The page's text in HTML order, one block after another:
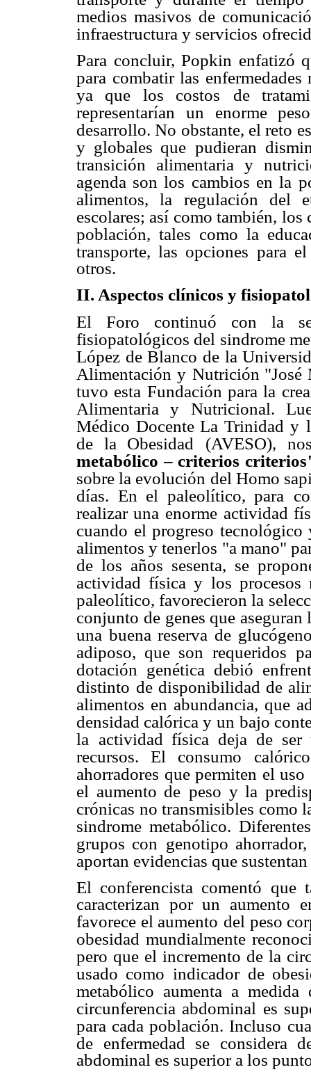
medios masivos de
infraestructura y servicios
Para concluir, Popkin enfatizó
para combatir las enfermedades
ya que los costos
de
representarían un enorme
desarrollo. No obstante, el reto
y globales que pudieran
transición alimentaria y
agenda son los cambios en la
alimentos, la
regulación del
escolares; así como también, los
población, tales como la
transporte, las opciones para
otros.
II. Aspectos clínicos y
El Foro continuó con la
fisiopatológicos del sindrome
López de Blanco de la
Alimentación y Nutrición "José
tuvo esta Fundación para la
Alimentaria y Nutricional.
Médico Docente La Trinidad y
de la Obesidad
(AVESO),
metabólico – criterios
sobre la evolución del Homo
días. En el paleolítico, para
realizar una enorme actividad
cuando el progreso tecnológico
alimentos y tenerlos "a mano"
de los años sesenta, se
actividad física y los procesos
paleolítico, favorecieron la
conjunto de genes que
una buena reserva de
adiposo, que son requeridos
dotación genética debió
distinto de disponibilidad de
alimentos en abundancia, que
densidad calórica y un bajo
la actividad física deja de ser
recursos. El consumo
ahorradores que permiten el uso
el aumento de peso y la
crónicas no transmisibles como
sindrome metabólico. Diferentes
grupos con genotipo
aportan evidencias que sustentan
El conferencista comentó que
caracterizan por un aumento
favorece el aumento del peso
obesidad mundialmente
pero que el incremento de la
usado como indicador de
metabólico aumenta a
circunferencia abdominal es
para cada población. Incluso
de enfermedad se considera
abdominal es superior a los